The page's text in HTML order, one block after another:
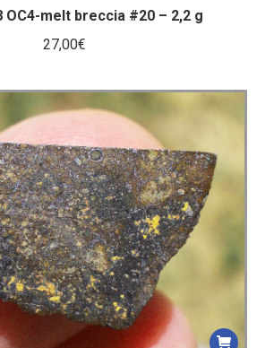
OC4-melt breccia #20 – 2,2 g
27,00€